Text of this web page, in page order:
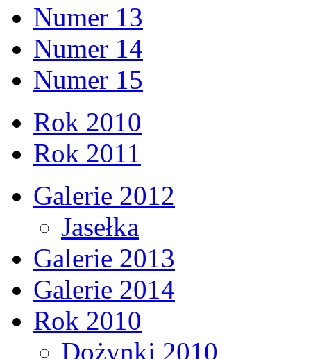
Numer 13
Numer 14
Numer 15
Rok 2010
Rok 2011
Galerie 2012
Jasełka
Galerie 2013
Galerie 2014
Rok 2010
Dożynki 2010